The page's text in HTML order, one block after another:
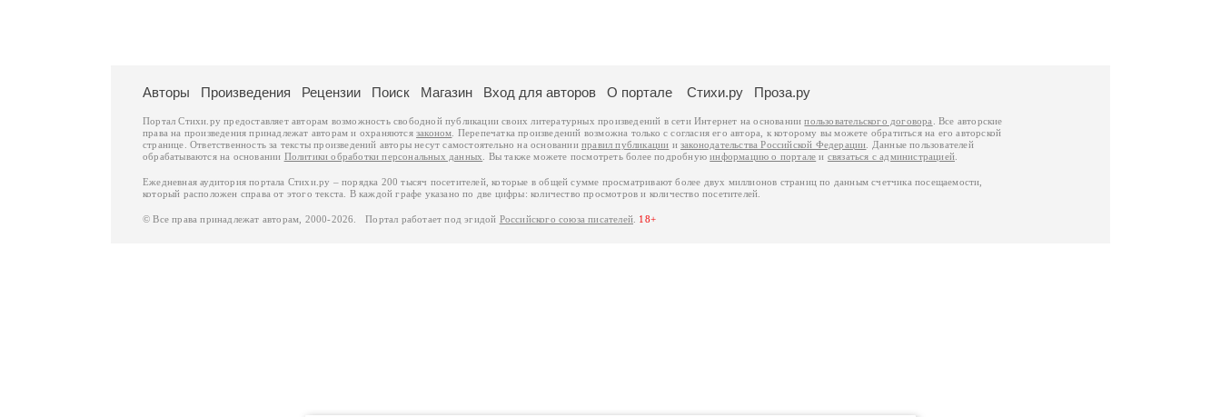
Авторы Произведения Рецензии Поиск Магазин Вход для авторов О портале Стихи.ру Проза.ру
Портал Стихи.ру предоставляет авторам возможность свободной публикации своих литературных произведений в сети Интернет на основаниипользовательского договора
. Все авторские
права на произведения принадлежат авторам и охраняются законом . Перепечатка произведений возможна только с согласия его автора, к которому вы можете обратиться на его авторской
странице. Ответственность за тексты произведений авторы несут самостоятельно на основанииправил публикации изаконодательства Российской Федерации . Данные пользователей
обрабатываются на основании Политики обработки персональных данных . Вы также можете посмотреть более подробнуюинформацию о портале и связаться с администрацией
Ежедневная аудитория портала Стихи.ру – порядка 200 тысяч посетителей, которые в общей сумме просматривают более двух миллионов страниц по данным счетчика посещаемости,
который расположен справа от этого текста. В каждой графе указано по две цифры: количество просмотров и количество посетителей.
© Все права принадлежат авторам, 2000-2026. Портал работает под эгидой Российского союза писателей 18+